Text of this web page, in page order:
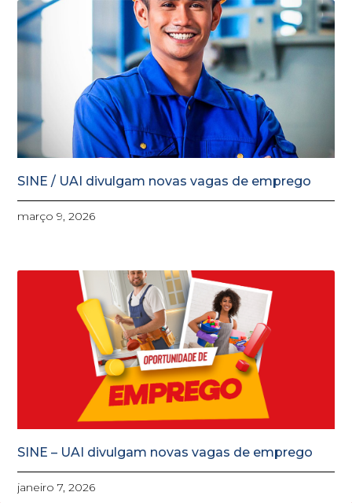
SINE / UAI divulgam novas vagas de emprego
março 9, 2026
SINE – UAI divulgam novas vagas de emprego
janeiro 7, 2026